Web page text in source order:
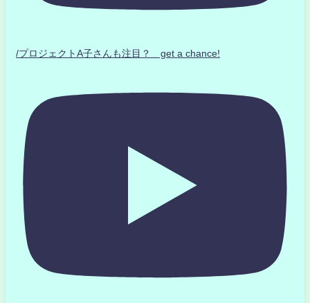
/プロジェクトA子さんも注目？ get a chance!